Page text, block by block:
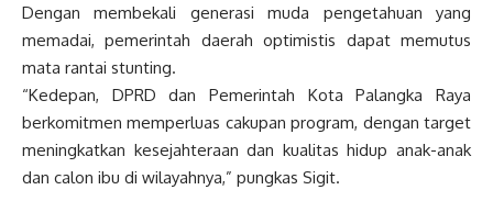
Dengan membekali generasi muda pengetahuan yang
memadai, pemerintah daerah optimistis dapat memutus
mata rantai stunting.
“Kedepan, DPRD dan Pemerintah Kota Palangka Raya
berkomitmen memperluas cakupan program, dengan target
meningkatkan kesejahteraan dan kualitas hidup anak-anak
dan calon ibu di wilayahnya,” pungkas Sigit.